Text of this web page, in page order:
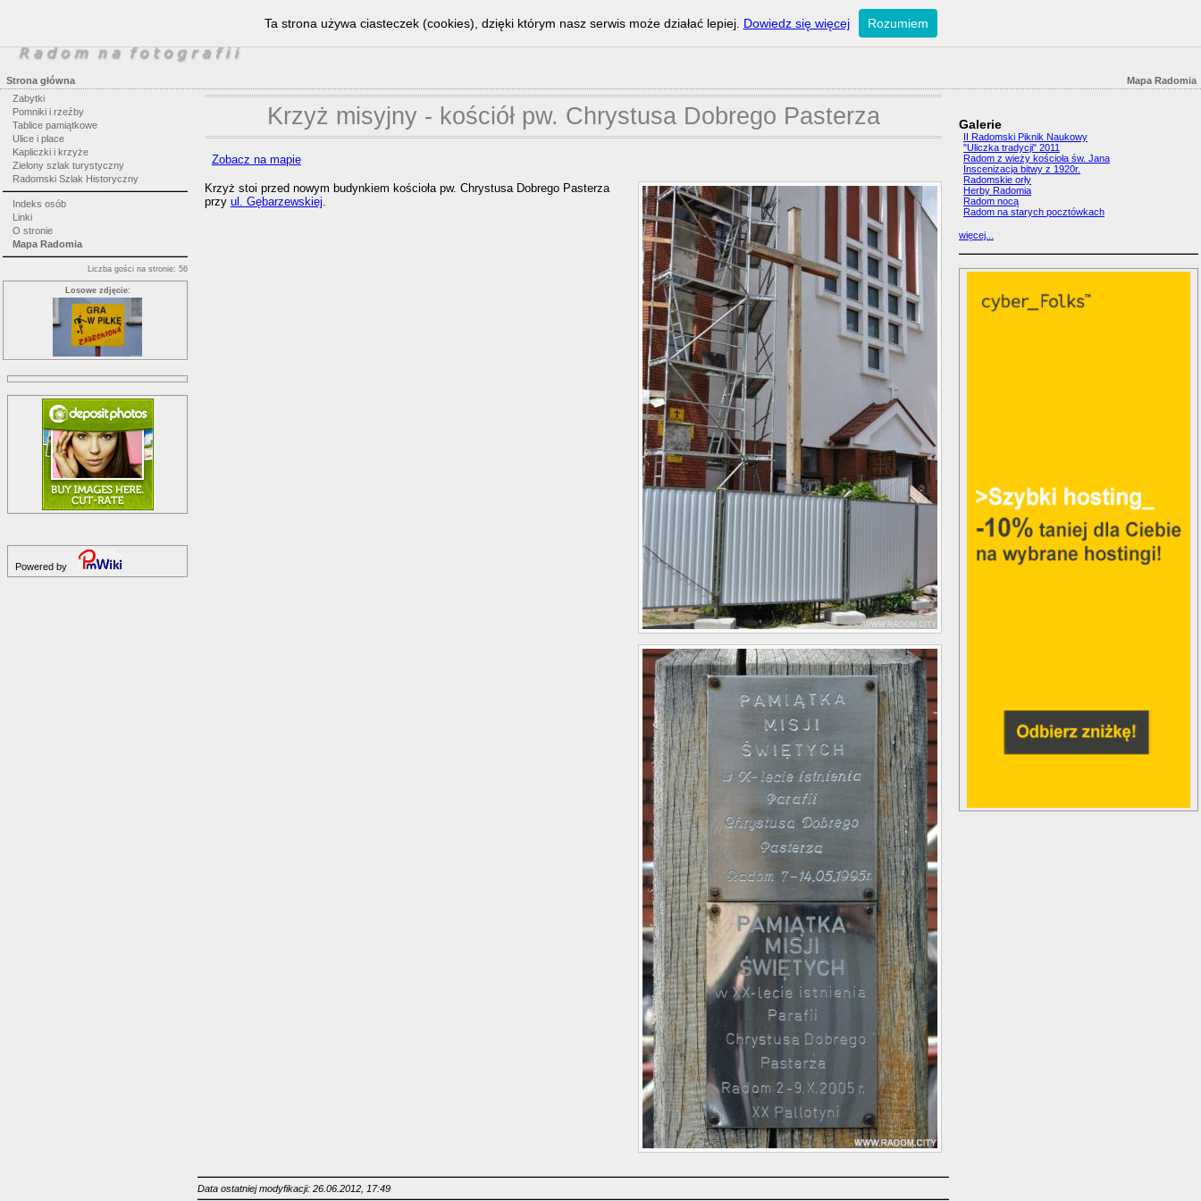
Mapa Radomia
Strona główna
Zabytki
Pomniki i rzeźby
Tablice pamiątkowe
Ulice i place
Kapliczki i krzyże
Zielony szlak turystyczny
Radomski Szlak Historyczny
Indeks osób
Linki
O stronie
Mapa Radomia
Liczba gości na stronie: 56
Losowe zdjęcie:
Powered by
Krzyż misyjny - kościół pw. Chrystusa Dobrego Pasterza
Zobacz na mapie
Krzyż stoi przed nowym budynkiem kościoła pw. Chrystusa Dobrego Pasterza
przy ul. Gębarzewskiej.
Data ostatniej modyfikacji: 26.06.2012, 17:49
Galerie
II Radomski Piknik Naukowy
"Uliczka tradycji" 2011
Radom z wieży kościoła św. Jana
Inscenizacja bitwy z 1920r.
Radomskie orły
Herby Radomia
Radom nocą
Radom na starych pocztówkach
więcej...
Ta strona używa ciasteczek (cookies), dzięki którym nasz serwis może działać lepiej. Dowiedz się więcej Rozumiem